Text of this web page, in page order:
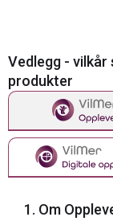
Vedlegg -
produkter
1. Om